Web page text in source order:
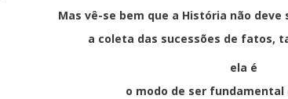
Mas vê-se bem que a História não
a coleta das sucessões de fatos,
ela é
o modo de ser fundamental